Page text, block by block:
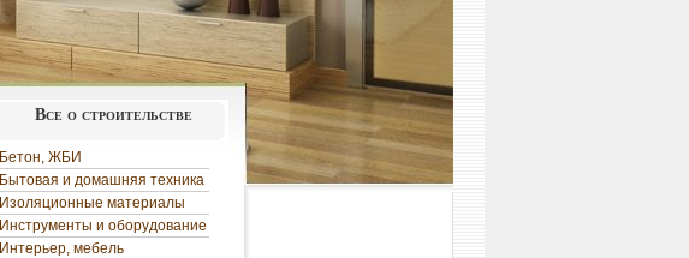
Все о строительстве
Бетон, ЖБИ
Бытовая и домашняя техника
Изоляционные материалы
Инструменты и оборудование
Интерьер, мебель